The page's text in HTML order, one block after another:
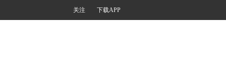
关注 下载APP